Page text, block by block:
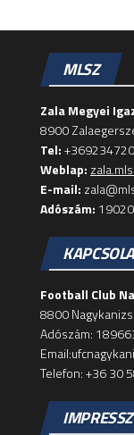
MLSZ
Zala Megyei
8900
Tel:
Weblap:
E-mail:
Adószám:
Football Club
8800
Adószám:
Telefon: +36 30